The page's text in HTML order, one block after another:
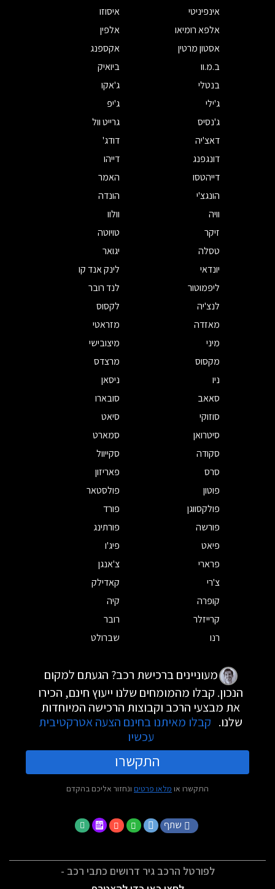
אינפיניטי
איסוזו
אלפא רומיאו
אלפין
אסטון מרטין
אקספנג
ב.מ.וו
ביואיק
בנטלי
ג'אקו
ג'ילי
ג'יפ
ג'נסיס
גרייט וול
דאצ'יה
דודג'
דונגפנג
דייהו
דייהטסו
האמר
הונגצ'י
הונדה
וויה
וולוו
זיקר
טויוטה
טסלה
יגואר
יונדאי
לינק אנד קו
ליפמוטור
לנד רובר
לנצ'יה
לקסוס
מאזדה
מזראטי
מיני
מיצובישי
מקסוס
מרצדס
ניו
ניסאן
סאאב
סובארו
סוזוקי
סיאט
סיטרואן
סמארט
סקודה
סקייוול
סרס
פאריזון
פוטון
פולסטאר
פולקסווגן
פורד
פורשה
פורתינג
פיאט
פיג'ו
פרארי
צ'אנגן
צ'רי
קאדילק
קופרה
קיה
קרייזלר
רובר
רנו
שברולט
מעוניינים ברכישת רכב? הגעתם למקום
הנכון. קבלו מהמומחים שלנו ייעוץ חינם, הכירו
את מבצעי הרכב וקבוצות הרכישה המיוחדות
שלנו. קבלו מאיתנו בחינם הצעה אטרקטיבית
עכשיו
התקשרו
התקשרו או מלאו פרטים ונחזור אליכם בהקדם
שתף
לפורטל הרכב גיר דרושים כתבי רכב -